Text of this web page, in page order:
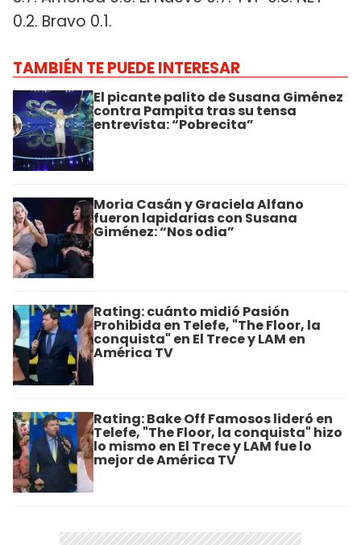
0.2. Bravo 0.1.
TAMBIÉN TE PUEDE INTERESAR
El picante palito de Susana Giménez
contra Pampita tras su tensa
entrevista: “Pobrecita”
Moria Casán y Graciela Alfano
fueron lapidarias con Susana
Giménez: “Nos odia”
Rating: cuánto midió Pasión
Prohibida en Telefe, "The Floor, la
conquista" en El Trece y LAM en
América TV
Rating: Bake Off Famosos lideró en
Telefe, "The Floor, la conquista" hizo
lo mismo en El Trece y LAM fue lo
mejor de América TV